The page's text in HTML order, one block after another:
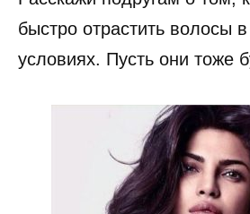
быстро отрастить волосы
условиях. Пусть они тоже